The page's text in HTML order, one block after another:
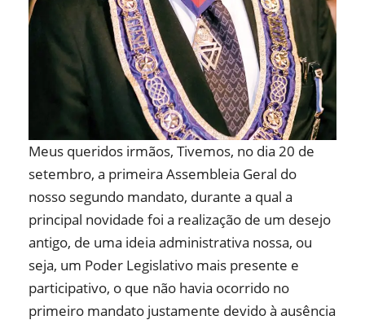
Meus queridos irmãos, Tivemos, no dia 20 de
setembro, a primeira Assembleia Geral do
nosso segundo mandato, durante a qual a
principal novidade foi a realização de um desejo
antigo, de uma ideia administrativa nossa, ou
seja, um Poder Legislativo mais presente e
participativo, o que não havia ocorrido no
primeiro mandato justamente devido à ausência